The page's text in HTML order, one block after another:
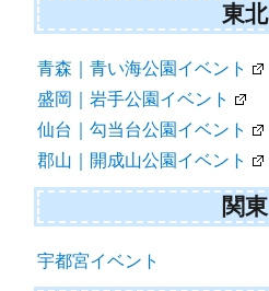
東北
青森｜青い海公園イベント
盛岡｜岩手公園イベント
仙台｜勾当台公園イベント
郡山｜開成山公園イベント
関東
宇都宮イベント